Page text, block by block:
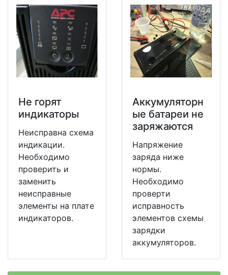
Не горят
индикаторы
Неисправна схема
индикации.
Необходимо
проверить и
заменить
неисправные
элементы на плате
индикаторов.
Аккумуляторн
ые батареи не
заряжаются
Напряжение
заряда ниже
нормы.
Необходимо
проверти
исправность
элементов схемы
зарядки
аккумуляторов.